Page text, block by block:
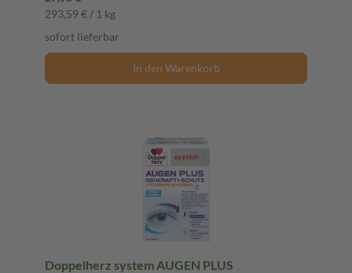
293,59 € / 1 kg
sofort lieferbar
In den Warenkorb
Doppelherz system AUGEN PLUS